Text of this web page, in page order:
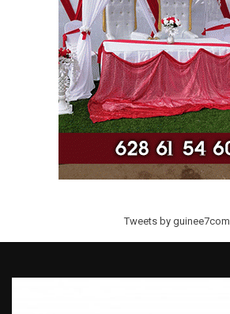
Tweets by guinee7com